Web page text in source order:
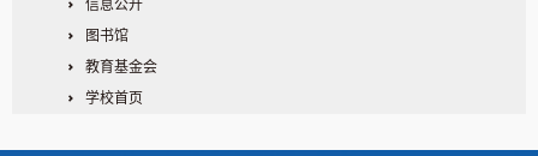
信息公开
图书馆
教育基金会
学校首页